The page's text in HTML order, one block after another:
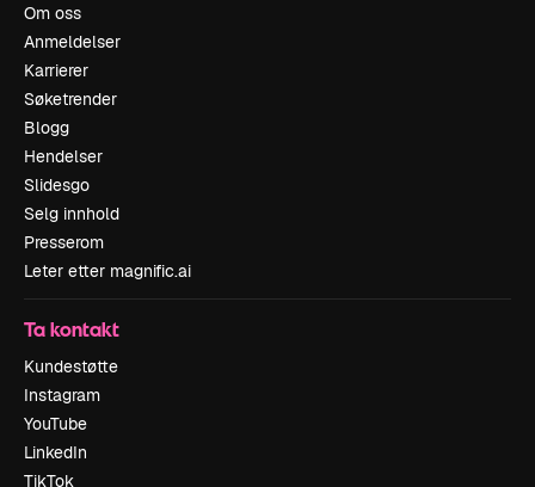
Om oss
Anmeldelser
Karrierer
Søketrender
Blogg
Hendelser
Slidesgo
Selg innhold
Presserom
Leter etter magnific.ai
Ta kontakt
Kundestøtte
Instagram
YouTube
LinkedIn
TikTok